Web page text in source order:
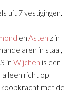
uit 7 vestigingen.
en Asten zijn
in staal,
in Wijchen is een
richt op
met de